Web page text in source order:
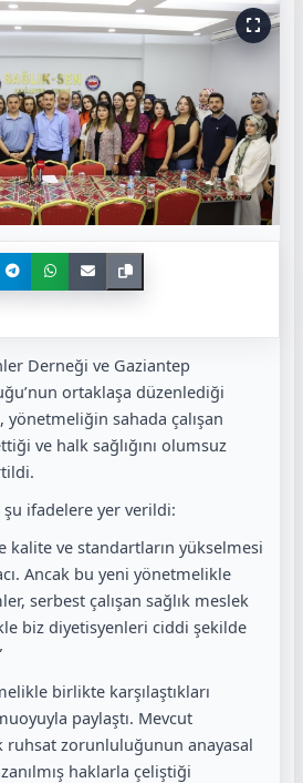
Derneği ve Gaziantep
ortaklaşa düzenlediği
yönetmeliğin sahada çalışan
ve halk sağlığını olumsuz
şu ifadelere yer verildi:
kalite ve standartların yükselmesi
Ancak bu yeni yönetmelikle
serbest çalışan sağlık meslek
biz diyetisyenleri ciddi şekilde
birlikte karşılaştıkları
paylaştı. Mevcut
ruhsat zorunluluğunun anayasal
haklarla çeliştiği